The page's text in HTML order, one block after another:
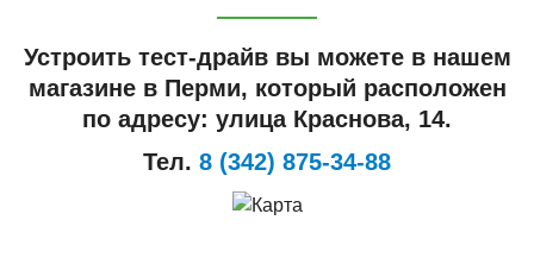
Устроить тест-драйв вы можете в нашем
магазине в Перми, который расположен
по адресу: улица Краснова, 14.
Тел. 8 (342) 875-34-88